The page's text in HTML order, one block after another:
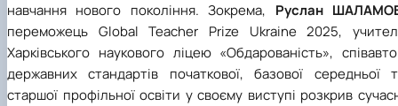
навчання нового покоління. Зокрема, Руслан
переможець Global Teacher Prize Ukraine 2025,
Харківського наукового ліцею «Обдарованість»,
державних стандартів початкової, базової середньої
старшої профільної освіти у своєму виступі розкрив